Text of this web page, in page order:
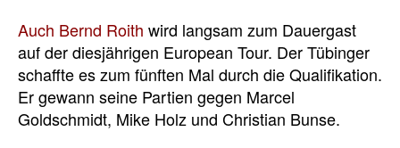
Auch Bernd Roith wird langsam zum Dauergast
auf der diesjährigen European Tour. Der Tübinger
schaffte es zum fünften Mal durch die Qualifikation.
Er gewann seine Partien gegen Marcel
Goldschmidt, Mike Holz und Christian Bunse.